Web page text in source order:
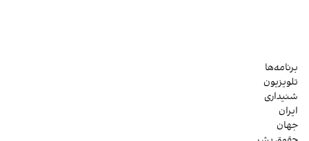
برنامه‌ها
تلویزیون
شنیداری
ایران
جهان